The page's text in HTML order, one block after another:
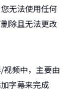
无法使用任何
除且无法更改
视频中，主要由
字幕来完成